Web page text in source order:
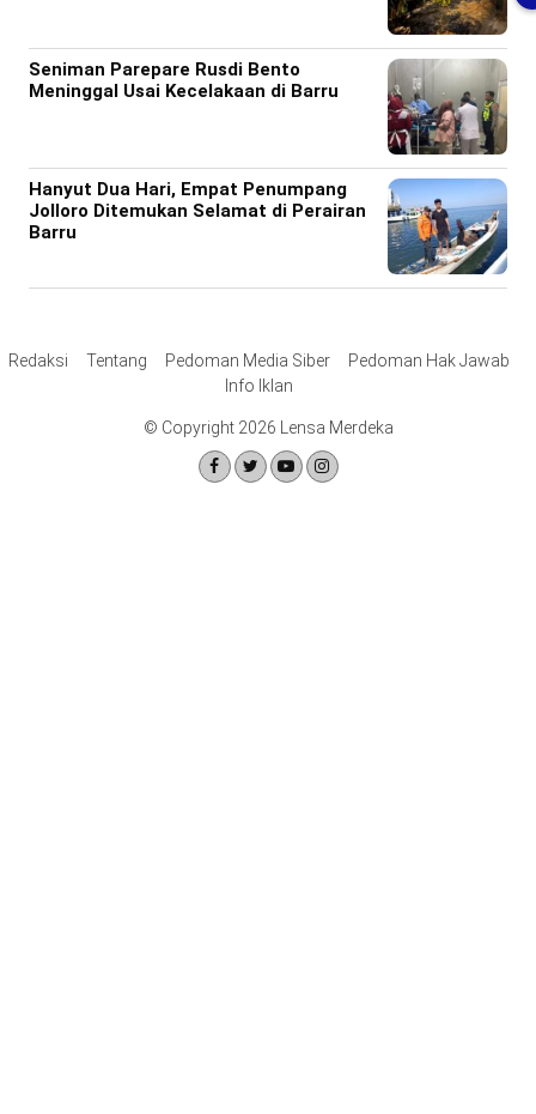
Seniman Parepare Rusdi Bento
Meninggal Usai Kecelakaan di Barru
Hanyut Dua Hari, Empat Penumpang
Jolloro Ditemukan Selamat di Perairan
Barru
Redaksi Tentang Pedoman Media Siber
Pedoman Hak Jawab
Info Iklan
© Copyright 2026 Lensa Merdeka